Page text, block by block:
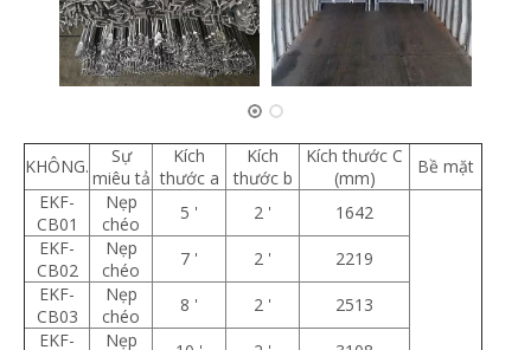
KHÔNG.
Sự
miêu tả
Kích
thước a
Kích
thước b
Kích thước C
(mm)
Bề mặt
EKF-
CB01
Nẹp
chéo
5 ' 2 ' 1642
EKF-
CB02
Nẹp
chéo
7 ' 2 '
2219
EKF-
CB03
Nẹp
chéo
8 ' 2 '
2513
EKF-
Nẹp